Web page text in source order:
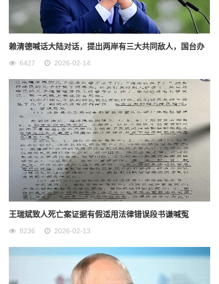
赖清德喊话大陆对话，提出两岸有三大共同敌人，国台办
6427 2026-02-14
王瑞斌致人死亡案证据有假适用法律错误段书谦喊冤
8236 2026-02-13